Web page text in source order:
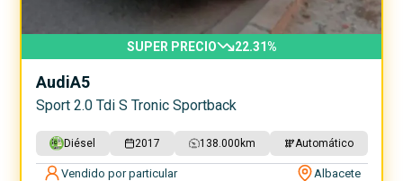
SUPER PRECIO 22.31%
AudiA5
Sport 2.0 Tdi S Tronic Sportback
Diésel 2017 138.000 km Automático
Vendido por particular Albacete